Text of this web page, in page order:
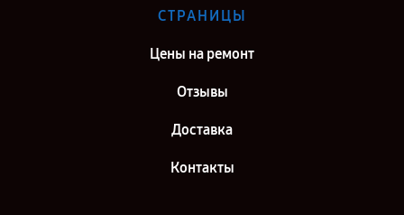
СТРАНИЦЫ
Цены на ремонт
Отзывы
Доставка
Контакты